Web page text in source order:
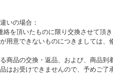
いの場合：
絡を頂いたものに限り交換させて頂
用意できないものにつきましては、
商品の交換・返品、および、商品到
はお受けできませんので、予めご了